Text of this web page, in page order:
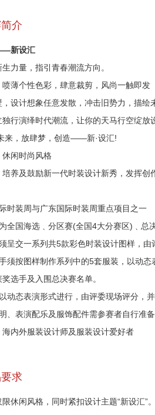
介
新设汇
力量，指引青春潮流方向。
喷薄个性色彩，肆意裁剪，风尚一触即发
，设计想象任意发散，冲击旧势力，描绘
独行演绎时代潮流，让你的天马行空绽放
来，放肆梦，创造——新·设汇!
休闲时尚风格
培养及鼓励新一代时装设计新秀，发挥创
时装周与广东国际时装周重点项目之一
全国海选﹑分区赛(全国4大分赛区)﹑总
呈交一系列共5款彩色时装设计图样，由
须按图样制作系列中的5套服装，以动
选手及入围总决赛名单。
动态表演形式进行，由评委现场评分，
、表演配乐及服饰配件需参赛者自行准备
海内外服装设计师及服装设计爱好者
求
休闲风格，同时紧扣设计主题“新设汇”。